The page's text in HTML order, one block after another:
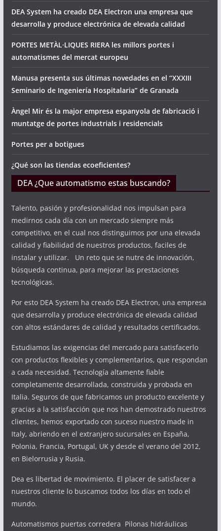
DEA System ha creado DEA Electron una empresa que
desarrolla y produce electrónica de elevada calidad
PORTES METÀL·LIQUES RIERA les millors portes i
automatismes del mercat europeu
Manusa presenta sus últimas novedades en el “XXXIII
Seminario de Ingeniería Hospitalaria” de Granada
Àngel Mir és la major empresa espanyola de fabricació i
muntatge de portes industrials i residencials
Portes per a botigues
¿Qué son las tiendas ecoeficientes?
DEA ¿Que automatismo estas buscando?
Talento, pasión y profesionalidad nos impulsan para
medirnos cada día con un mercado siempre más
competitivo, en el cual nos distinguimos por una elevada
calidad y fiabilidad de nuestros productos, faciles de
instalar y utilizar. Un reto que se nutre de innovación,
búsqueda continua, para mejorar las prestaciones
tecnológicas.
Por esto DEA System ha creado DEA Electron, una empresa
que desarrolla y produce electrónica de elevada calidad
con altos estándares de calidad y resultados certificados.
Estudiamos las exigencias del mercado para satisfacerlo
con productos flexibles y complementarios, que respondan
a cada necesidad. Tecnología altamente fiable
completamente desarrollada, construida y probada en
Italia. Seguros de que fabricamos un producto excelente y
gracias a la satisfacción que nos han demostrado nuestros
clientes, hemos exportado con suceso nuestro made in
Italy, abriendo en el extranjero sucursales en España,
Polonia, Francia, Portugal, UK y desde el verano del 2012,
en Bielorrusia y Rusia.
Dea es libertad de movimiento. El placer de satisfacer a
nuestros cliente lo buscamos todos los días en todo el
mundo.
Automatismos puertas corredera Pilonas hidráulicas